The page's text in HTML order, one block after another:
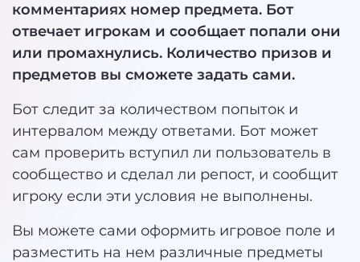
комментариях номер предмета. Бот
отвечает игрокам и сообщает попали они
или промахнулись. Количество призов и
предметов вы сможете задать сами.
Бот следит за количеством попыток и
интервалом между ответами. Бот может
сам проверить вступил ли пользователь в
сообщество и сделал ли репост, и сообщит
игроку если эти условия не выполнены.
Вы можете сами оформить игровое поле и
разместить на нем различные предметы